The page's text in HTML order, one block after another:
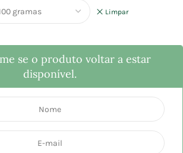
Limpar
se o produto voltar a estar
disponível.